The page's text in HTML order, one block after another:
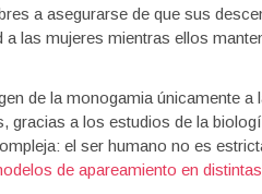
a asegurarse de que sus
las mujeres mientras ellos
de la monogamia únicamente a
gracias a los estudios de la
el ser humano no es
de apareamiento en